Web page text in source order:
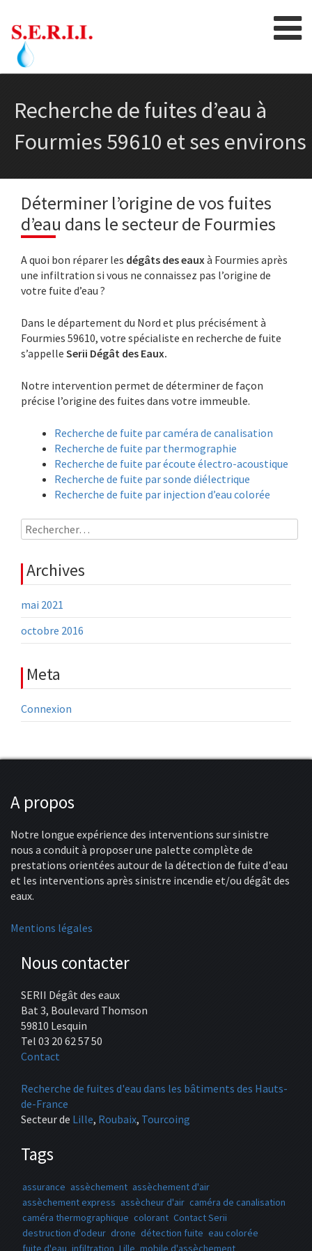
Recherche de fuites d’eau à
Fourmies 59610 et ses environs
Déterminer l’origine de vos fuites
d’eau dans le secteur de Fourmies
A quoi bon réparer les dégâts des eauxà Fourmies après
une infiltration si vous ne connaissez pas l’origine de
votre fuite d’eau ?
Dans le département du Nord et plus précisément à
Fourmies 59610, votre spécialiste en recherche de fuite
s’appelle Serii Dégât des Eaux.
Notre intervention permet de déterminer de façon
précise l’origine des fuites dans votre immeuble.
Recherche de fuite par caméra de canalisation
Recherche de fuite par thermographie
Recherche de fuite par écoute électro-acoustique
Recherche de fuite par sonde diélectrique
Recherche de fuite par injection d’eau colorée
Rechercher :
Archives
mai 2021
octobre 2016
Meta
Connexion
A propos
Notre longue expérience des interventions sur sinistre
nous a conduit à proposer une palette complète de
prestations orientées autour de la détection de fuite d'eau
et les interventions après sinistre incendie et/ou dégât des
eaux.
Mentions légales
Nous contacter
SERII Dégât des eaux
Bat 3, Boulevard Thomson
59810 Lesquin
Tel 03 20 62 57 50
Contact
Recherche de fuites d'eau dans les bâtiments des Hauts-
de-France
Secteur de Lille, Roubaix, Tourcoing
Tags
assurance assèchement assèchement d'air
assèchement express assècheur d'air caméra de canalisation
caméra thermographique colorant Contact Serii
destruction d'odeur drone détection fuite eau colorée
fuite d'eau infiltration Lille mobile d'assèchement